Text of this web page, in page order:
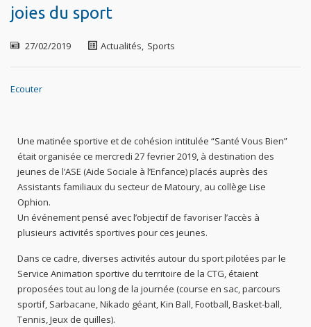
joies du sport
27/02/2019 Actualités, Sports
Ecouter
Une matinée sportive et de cohésion intitulée “Santé Vous Bien”
était organisée ce mercredi 27 fevrier 2019, à destination des
jeunes de l’ASE (Aide Sociale à l’Enfance) placés auprès des
Assistants familiaux du secteur de Matoury, au collège Lise
Ophion.
Un événement pensé avec l’objectif de favoriser l’accès à
plusieurs activités sportives pour ces jeunes.
Dans ce cadre, diverses activités autour du sport pilotées par le
Service Animation sportive du territoire de la CTG, étaient
proposées tout au long de la journée (course en sac, parcours
sportif, Sarbacane, Nikado géant, Kin Ball, Football, Basket-ball,
Tennis, Jeux de quilles).